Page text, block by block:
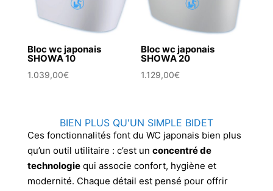
Bloc wc japonais
SHOWA 10
1.039,00€
Bloc wc japonais
SHOWA 20
1.129,00€
BIEN PLUS QU'UN SIMPLE BIDET
Ces fonctionnalités font du WC japonais bien plus
qu’un outil utilitaire : c’est un concentré de
technologiequi associe confort, hygiène et
modernité. Chaque détail est pensé pour offrir